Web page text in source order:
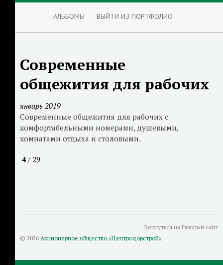
АЛЬБОМЫ ВЫЙТИ ИЗ ПОРТФОЛИО
Современные
общежития для рабочих
январь 2019
Современные общежития для рабочих с
комфортабельными номерами, душевыми,
комнатами отдыха и столовыми.
4 / 29
Вернуться на Главный сайт
© 2026 Акционерное общество «Центродорстрой»